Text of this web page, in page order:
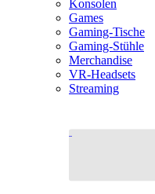
Konsolen
Games
Gaming-Tische
Gaming-Stühle
Merchandise
VR-Headsets
Streaming